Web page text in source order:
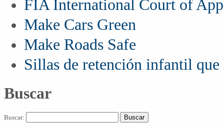
FIA International Court of
Make Cars Green
Make Roads Safe
Sillas de retención infantil que
Buscar
Buscar: